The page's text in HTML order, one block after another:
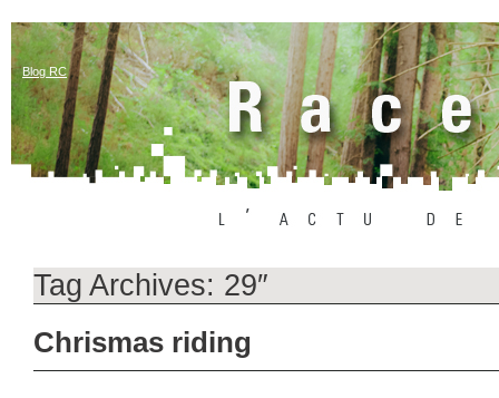
Blog RC
Tag Archives: 29″
Chrismas riding